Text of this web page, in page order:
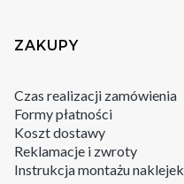
Linki w stopce
ZAKUPY
Czas realizacji zamówienia
Formy płatności
Koszt dostawy
Reklamacje i zwroty
Instrukcja montażu naklejek